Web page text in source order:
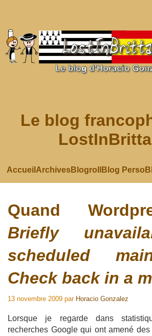
Le blog
Accueil ArchivesBlogroll Blog Perso
Quand
Briefly
scheduled
Check back in a
13 novembre 2009 par Horacio Gonzalez
Lorsque je regarde dans
recherches Google qui ont amené